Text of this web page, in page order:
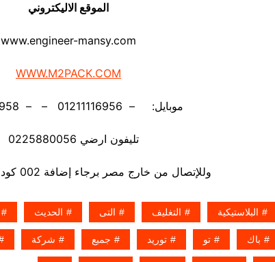
الموقع الاليكتروني
www.engineer-mansy.com
WWW.M2PACK.COM
موبايل: – 01211116956 – – 01211116958
تليفون ارضي 0225880056
وللإتصال من خارج مصر برجاء إضافة 002 كود مصر قبل الرقم
البلاستيكية التغليف التى الحديث
باك تو توريد جميع شركة